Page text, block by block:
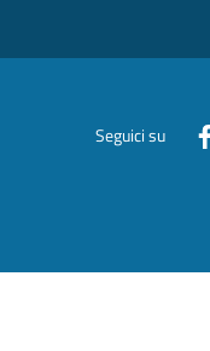
Seguici su